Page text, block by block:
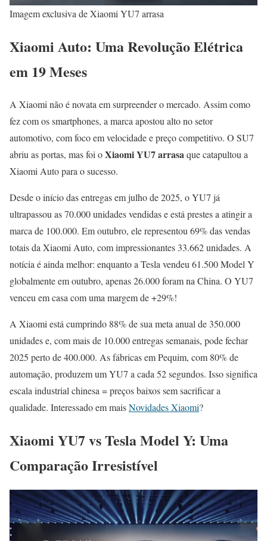
Imagem exclusiva de Xiaomi YU7 arrasa
Xiaomi Auto: Uma Revolução Elétrica
em 19 Meses
A Xiaomi não é novata em surpreender o mercado. Assim como
fez com os smartphones, a marca apostou alto no setor
automotivo, com foco em velocidade e preço competitivo. O SU7
abriu as portas, mas foi oXiaomi YU7 arrasaque catapultou a
Xiaomi Auto para o sucesso.
Desde o início das entregas em julho de 2025, o YU7 já
ultrapassou as 70.000 unidades vendidas e está prestes a atingir a
marca de 100.000. Em outubro, ele representou 69% das vendas
totais da Xiaomi Auto, com impressionantes 33.662 unidades. A
notícia é ainda melhor: enquanto a Tesla vendeu 61.500 Model Y
globalmente em outubro, apenas 26.000 foram na China. O YU7
venceu em casa com uma margem de +29%!
A Xiaomi está cumprindo 88% de sua meta anual de 350.000
unidades e, com mais de 10.000 entregas semanais, pode fechar
2025 perto de 400.000. As fábricas em Pequim, com 80% de
automação, produzem um YU7 a cada 52 segundos. Isso significa
escala industrial chinesa = preços baixos sem sacrificar a
qualidade. Interessado em maisNovidades Xiaomi?
Xiaomi YU7 vs Tesla Model Y: Uma
Comparação Irresistível